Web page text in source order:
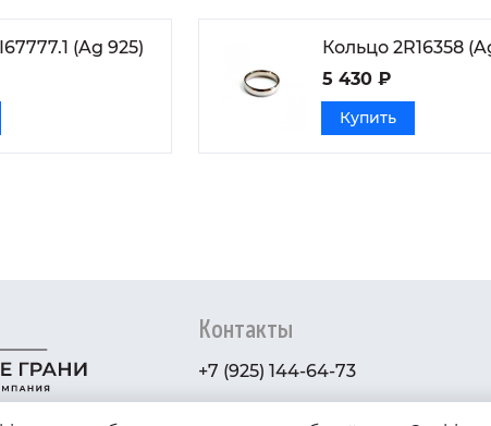
(Ag 925)
Кольцо 2R16358
5 430 ₽
Купить
Контакты
+7 (925) 144-64-73